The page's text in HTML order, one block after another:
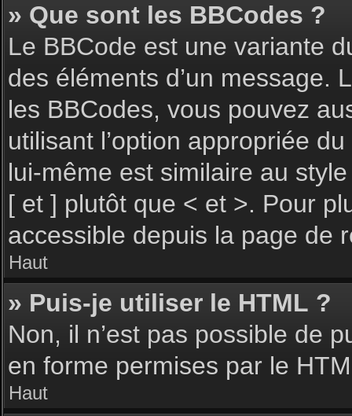
» Que sont les BBCodes ?
Le BBCode est une variante
des éléments d’un message.
les BBCodes, vous pouvez
utilisant l’option appropriée
lui-même est similaire au
[ et ] plutôt que < et >. Pour
accessible depuis la page de
Haut
» Puis-je utiliser le HTML ?
Non, il n’est pas possible de
en forme permises par le
Haut